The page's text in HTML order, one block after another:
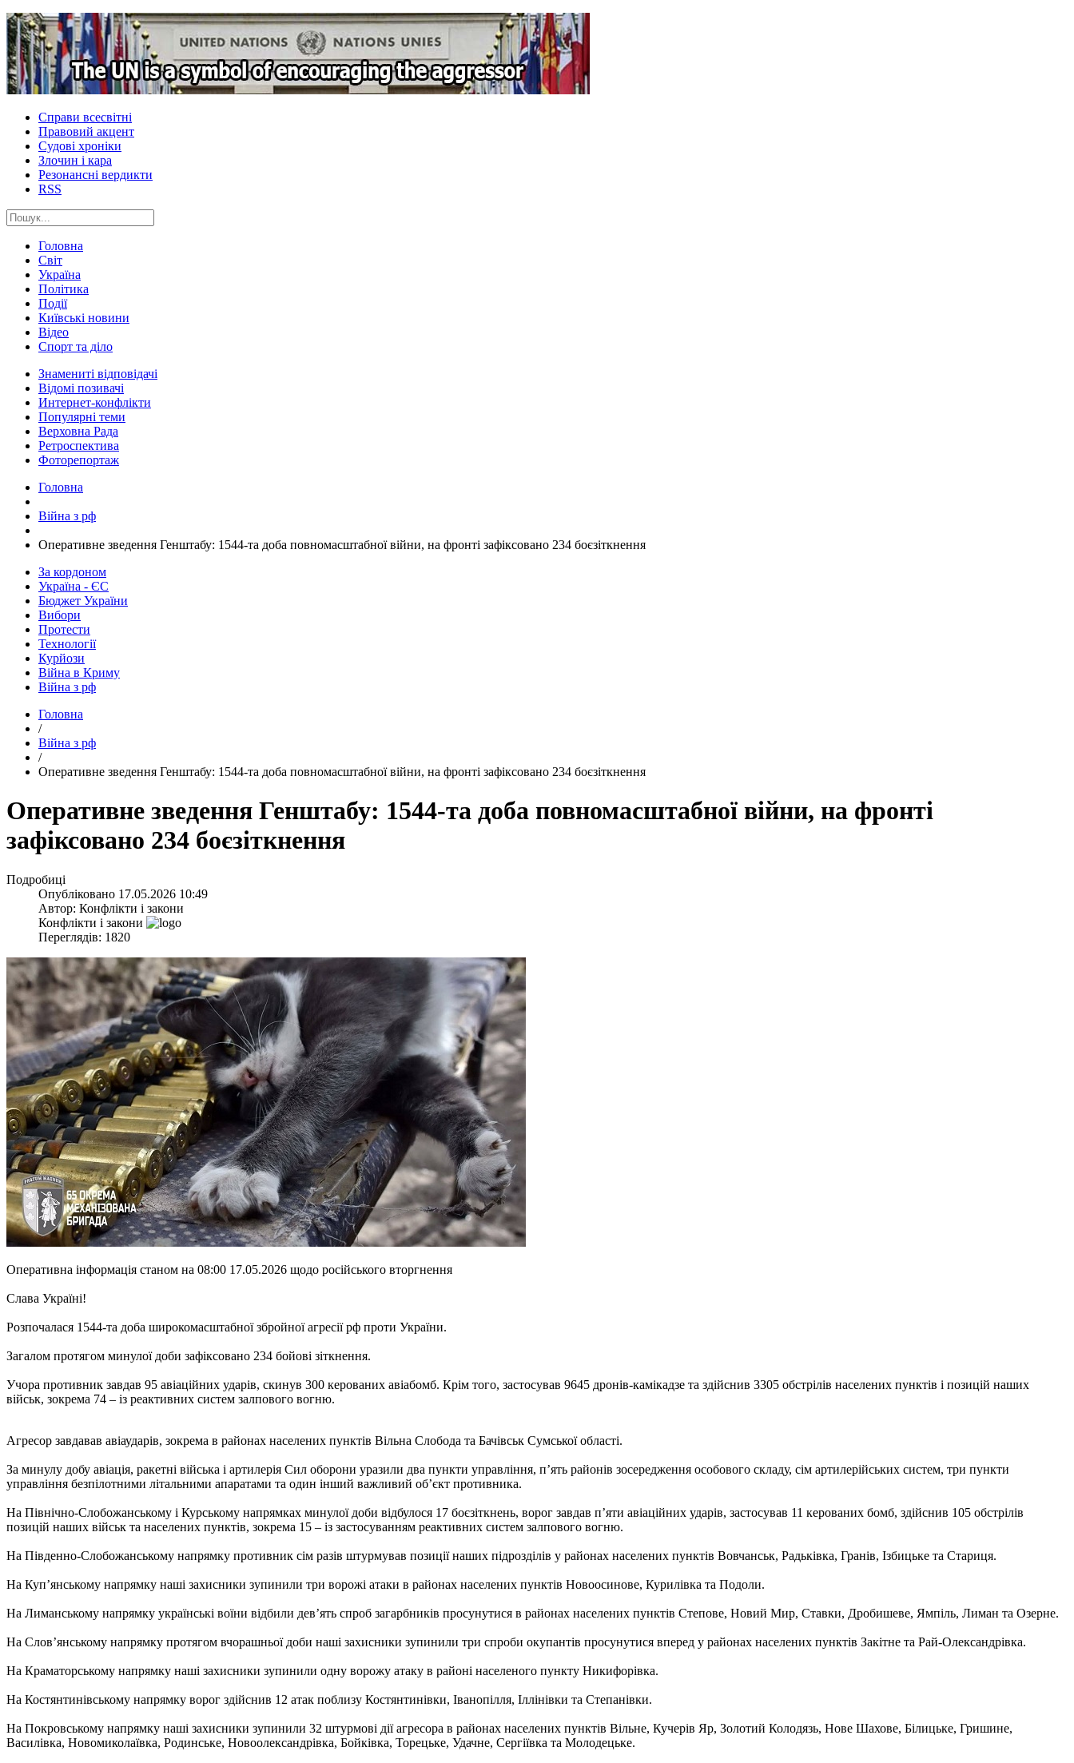
Справи всесвітні
Правовий акцент
Судові хроніки
Злочин і кара
Резонансні вердикти
RSS
Головна
Світ
Україна
Політика
Події
Київські новини
Відео
Спорт та діло
Знамениті відповідачі
Відомі позивачі
Интернет-конфлікти
Популярні теми
Верховна Рада
Ретроспектива
Фоторепортаж
Головна
Війна з рф
​Оперативне зведення Генштабу: 1544-та доба повномасштабної війни, на фронті зафіксовано 234 боєзіткнення
За кордоном
Україна - ЄС
Бюджет України
Вибори
Протести
Технології
Курйози
Війна в Криму
Війна з рф
Головна
/
Війна з рф
/
​Оперативне зведення Генштабу: 1544-та доба повномасштабної війни, на фронті зафіксовано 234 боєзіткнення
​Оперативне зведення Генштабу: 1544-та доба повномасштабної війни, на фронті
зафіксовано 234 боєзіткнення
Подробиці
Опубліковано 17.05.2026 10:49
Автор: Конфлікти і закони
Конфлікти і закони
Переглядів: 1820
Оперативна інформація станом на 08:00 17.05.2026 щодо російського вторгнення
Слава Україні!
Розпочалася 1544-та доба широкомасштабної збройної агресії рф проти України.
Загалом протягом минулої доби зафіксовано 234 бойові зіткнення.
Учора противник завдав 95 авіаційних ударів, скинув 300 керованих авіабомб. Крім того, застосував 9645 дронів-камікадзе та здійснив 3305 обстрілів населених пунктів і позицій наших
військ, зокрема 74 – із реактивних систем залпового вогню.
Агресор завдавав авіаударів, зокрема в районах населених пунктів Вільна Слобода та Бачівськ Сумської області.
За минулу добу авіація, ракетні війська і артилерія Сил оборони уразили два пункти управління, п’ять районів зосередження особового складу, сім артилерійських систем, три пункти
управління безпілотними літальними апаратами та один інший важливий об’єкт противника.
На Північно-Слобожанському і Курському напрямках минулої доби відбулося 17 боєзіткнень, ворог завдав п’яти авіаційних ударів, застосував 11 керованих бомб, здійснив 105 обстрілів
позицій наших військ та населених пунктів, зокрема 15 – із застосуванням реактивних систем залпового вогню.
На Південно-Слобожанському напрямку противник сім разів штурмував позиції наших підрозділів у районах населених пунктів Вовчанськ, Радьківка, Гранів, Ізбицьке та Стариця.
На Куп’янському напрямку наші захисники зупинили три ворожі атаки в районах населених пунктів Новоосинове, Курилівка та Подоли.
На Лиманському напрямку українські воїни відбили дев’ять спроб загарбників просунутися в районах населених пунктів Степове, Новий Мир, Ставки, Дробишеве, Ямпіль, Лиман та Озерне.
На Слов’янському напрямку протягом вчорашньої доби наші захисники зупинили три спроби окупантів просунутися вперед у районах населених пунктів Закітне та Рай-Олександрівка.
На Краматорському напрямку наші захисники зупинили одну ворожу атаку в районі населеного пункту Никифорівка.
На Костянтинівському напрямку ворог здійснив 12 атак поблизу Костянтинівки, Іванопілля, Іллінівки та Степанівки.
На Покровському напрямку наші захисники зупинили 32 штурмові дії агресора в районах населених пунктів Вільне, Кучерів Яр, Золотий Колодязь, Нове Шахове, Білицьке, Гришине,
Василівка, Новомиколаївка, Родинське, Новоолександрівка, Бойківка, Торецьке, Удачне, Сергіївка та Молодецьке.